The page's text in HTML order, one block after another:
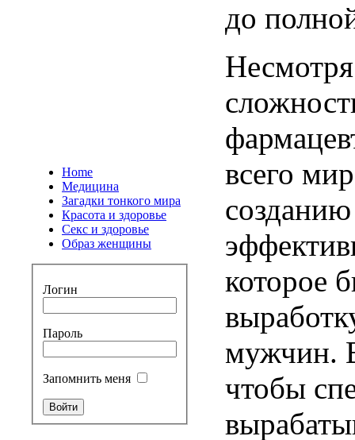
Home
Медицина
Загадки тонкого мира
Красота и здоровье
Секс и здоровье
Образ женщины
Логин
Пароль
Запомнить меня
до
Несмотря
всего
созданию
которое
мужчин.
чтобы